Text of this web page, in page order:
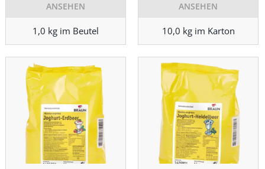
ANSEHEN
1,0 kg im Beutel
ANSEHEN
10,0 kg im Karton